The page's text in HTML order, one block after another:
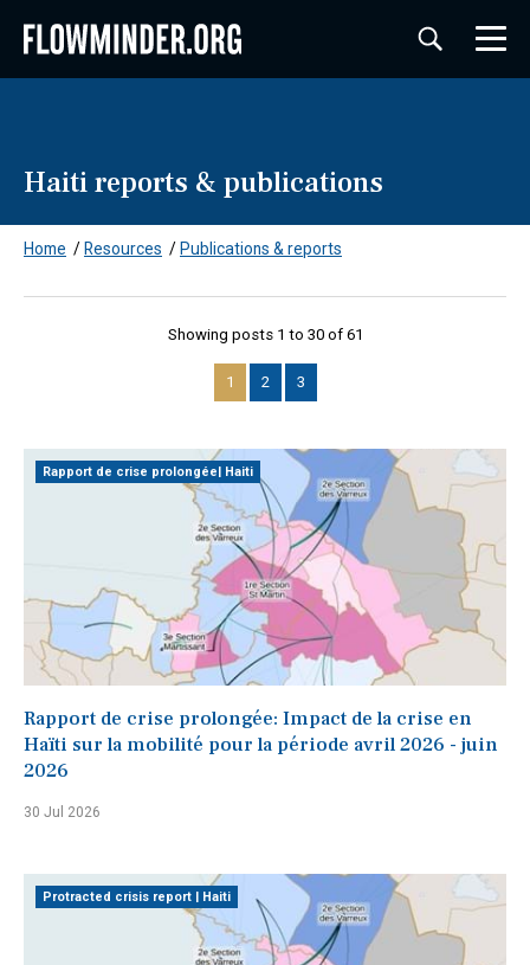
Haiti reports & publications
Home / Resources / Publications & reports
Showing posts 1 to 30 of 61
1 2 3
Rapport de crise prolongée: Impact de la crise en
Haïti sur la mobilité pour la période avril 2026 - juin
2026
30 Jul 2026
Rapport de crise prolongée| Haiti
Protracted crisis report | Haiti